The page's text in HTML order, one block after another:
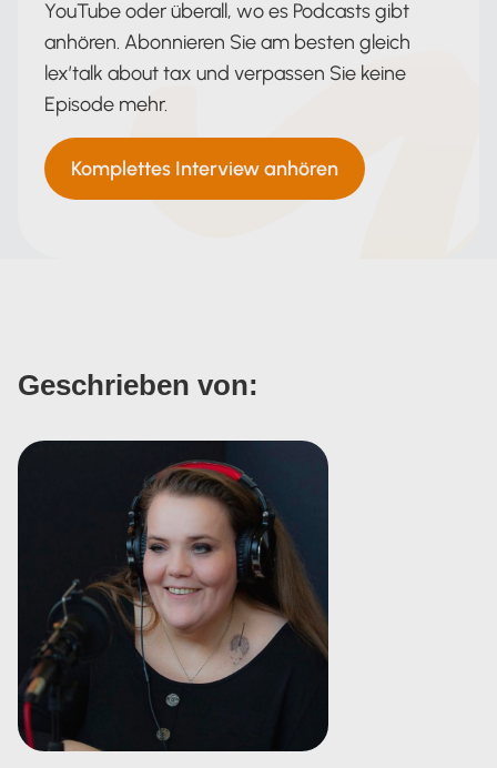
YouTube oder überall, wo es Podcasts gibt
anhören. Abonnieren Sie am besten gleich
lex’talk about tax und verpassen Sie keine
Episode mehr.
Komplettes Interview anhören
Geschrieben von: